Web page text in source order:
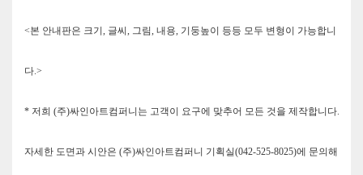
<본 안내판은 크기, 글씨, 그림, 내용, 기둥높이 등등 모두 변형이 가능합니
다.>
* 저희 (주)싸인아트컴퍼니는 고객이 요구에 맞추어 모든 것을 제작합니다.
자세한 도면과 시안은 (주)싸인아트컴퍼니 기획실(042-525-8025)에 문의해